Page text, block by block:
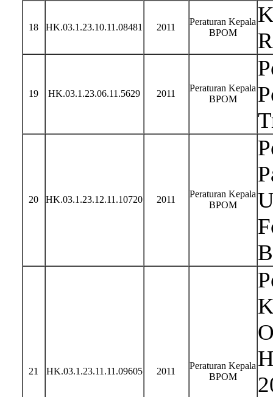
18 HK.03.1.23.10.11.08481 2011
Peraturan Kepala
BPOM
19 HK.03.1.23.06.11.5629 2011
Peraturan Kepala
BPOM
20 HK.03.1.23.12.11.10720 2011
Peraturan Kepala
BPOM
21 HK.03.1.23.11.11.09605 2011
Peraturan Kepala
BPOM